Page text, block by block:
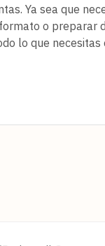
Ya sea que
o preparar
lo que necesitas